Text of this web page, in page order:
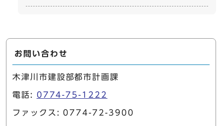
お問い合わせ
木津川市建設部都市計画課
電話: 0774-75-1222
ファックス: 0774-72-3900